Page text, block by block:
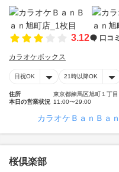
3.12 口コミ
カラオケボックス
日祝OK 21時以降OK
住所
東京都練馬区旭町１丁目
本日の営業状況 11:00〜29:00
カラオケＢａｎＢａ
桜倶楽部